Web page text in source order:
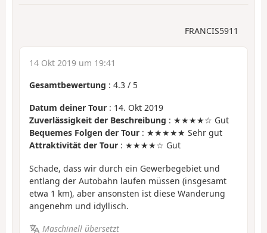
FRANCIS5911
14 Okt 2019 um 19:41
Gesamtbewertung : 4.3 / 5
Datum deiner Tour : 14. Okt 2019
Zuverlässigkeit der Beschreibung : ★★★★☆ Gut
Bequemes Folgen der Tour : ★★★★★ Sehr gut
Attraktivität der Tour : ★★★★☆ Gut
Schade, dass wir durch ein Gewerbegebiet und
entlang der Autobahn laufen müssen (insgesamt
etwa 1 km), aber ansonsten ist diese Wanderung
angenehm und idyllisch.
Maschinell übersetzt